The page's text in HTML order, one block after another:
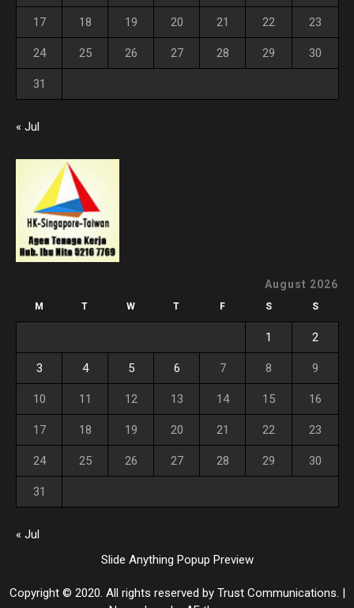
17 18 19 20 21 22 23
24 25 26 27 28 29 30
31
« Jul
August 2026
M T W T F S S
1 2
3 4 5 6 7 8 9
10 11 12 13 14 15 16
17 18 19 20 21 22 23
24 25 26 27 28 29 30
31
« Jul
Slide Anything Popup Preview
Copyright © 2020. All rights reserved by Trust Communications. |